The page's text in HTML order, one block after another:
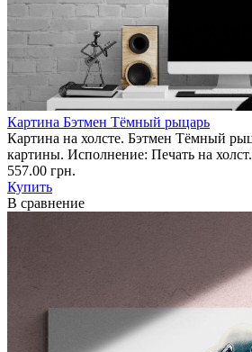
Картина Бэтмен Тёмный рыцарь
Картина на холсте. Бэтмен Тёмный
картины. Исполнение: Печать на
557.00 грн.
Купить
В сравнение